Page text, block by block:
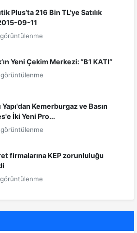
Plus’ta 216 Bin TL'ye Satılık
09-11
Yeni Çekim Merkezi: “B1 KATI”
Yapı'dan Kemerburgaz ve Basın
İki Yeni Pro...
firmalarına KEP zorunluluğu